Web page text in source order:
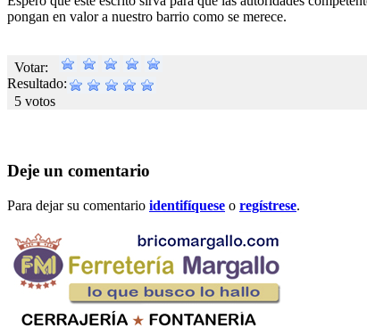
pongan en valor a nuestro barrio como se merece.
Votar:
Resultado:
5 votos
Deje un comentario
Para dejar su comentario identifíquese o regístrese.